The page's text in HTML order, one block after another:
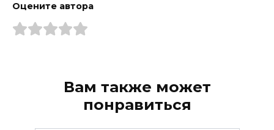
Оцените автора
Вам также может
понравиться